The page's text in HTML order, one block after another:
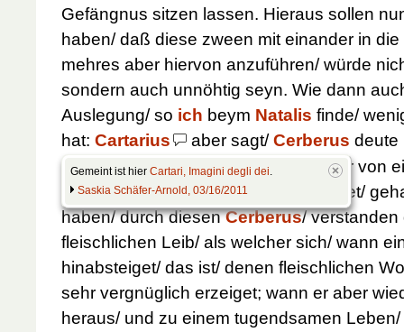
Gefängnus sitzen lassen. Hieraus sollen
haben/ daß diese zween mit einander in
mehres aber hiervon anzuführen/ würde
sondern auch unnöhtig seyn. Wie dann
Auslegung/ so ich beym Natalis finde/
hat: Cartarius
Gemeint ist hier Cartari, Imagini degli dei
Saskia Schäfer-Arnold, 03/16/2011
aber sagt/Cerberus deute
einen Fleisch-Fresser: dannenhero er von
welche die todten Leichnam/ verzehret/
haben/ durch diesenCerberus/
fleischlichen Leib/ als welcher sich/ wann
hinabsteiget/ das ist/ denen fleischlichen
sehr vergnüglich erzeiget; wann er aber
heraus/ und zu einem tugendsamen